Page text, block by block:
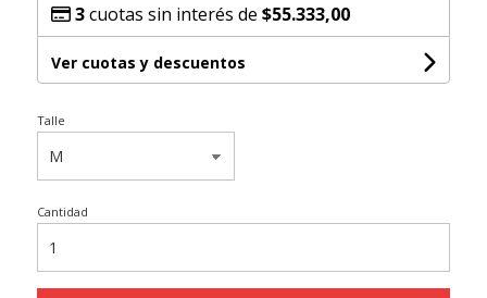
3cuotas sin interés de $55.333,00
Ver cuotas y descuentos
Talle
Cantidad